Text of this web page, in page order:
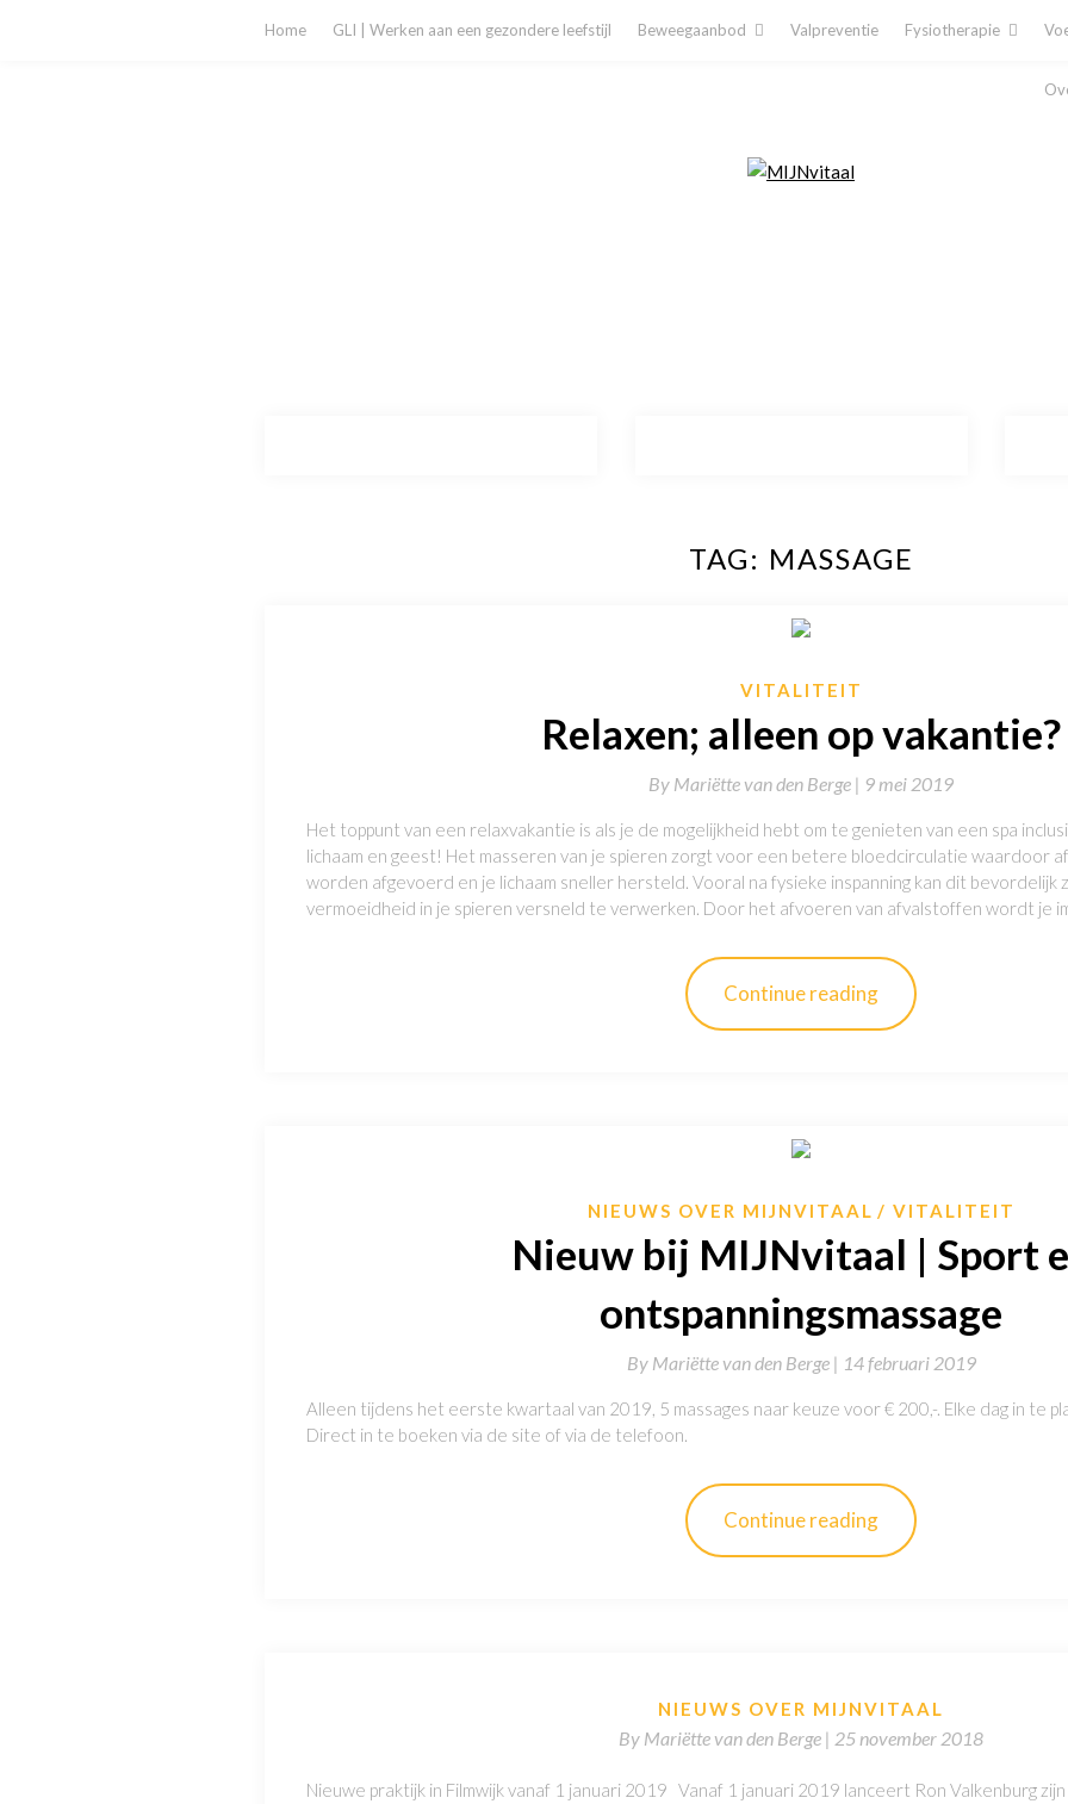
Home GLI | Werken aan een gezondere leefstijl Beweegaanbod Valpreventie Fysiotherapie
TAG: MASSAGE
VITALITEIT
Relaxen; alleen op vakantie?
By Mariëtte van den Berge | 9 mei 2019
Het toppunt van een relaxvakantie is als je de mogelijkheid hebt om te genieten van een spa
lichaam en geest! Het masseren van je spieren zorgt voor een betere bloedcirculatie waardoor
worden afgevoerd en je lichaam sneller hersteld. Vooral na fysieke inspanning kan dit bevordelijk
vermoeidheid in je spieren versneld te verwerken. Door het afvoeren van afvalstoffen wordt je
Continue reading
NIEUWS OVER MIJNVITAAL VITALITEIT
Nieuw bij MIJNvitaal | Sport
ontspanningsmassage
By Mariëtte van den Berge | 14 februari 2019
Alleen tijdens het eerste kwartaal van 2019, 5 massages naar keuze voor € 200,-. Elke dag in te
Direct in te boeken via de site of via de telefoon.
Continue reading
NIEUWS OVER MIJNVITAAL
By Mariëtte van den Berge | 25 november 2018
Nieuwe praktijk in Filmwijk vanaf 1 januari 2019 Vanaf 1 januari 2019 lanceert Ron Valkenburg zijn